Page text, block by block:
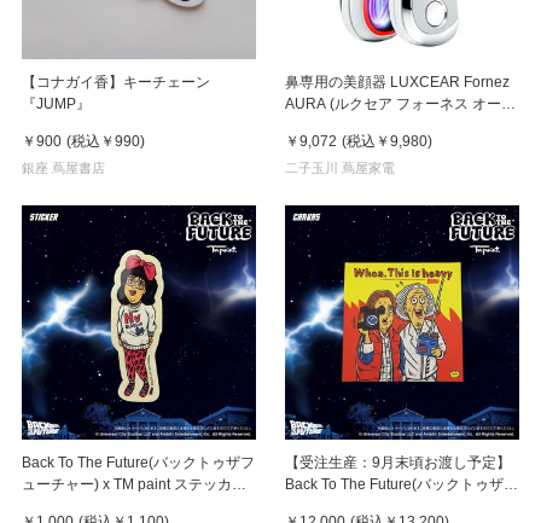
【コナガイ香】キーチェーン
『JUMP』
￥900 (税込 ￥990)
銀座 蔦屋書店
鼻専用の美顔器 LUXCEAR Fornez
AURA (ルクセア フォーネス オー
￥9,072 (税込 ￥9,980)
二子玉川 蔦屋家電
Back To The Future(バックトゥザフ
ューチャー) x TM paint ステッカー
【受注生産：9月末頃お渡し予定】
Back To The Future(バックトゥザフ